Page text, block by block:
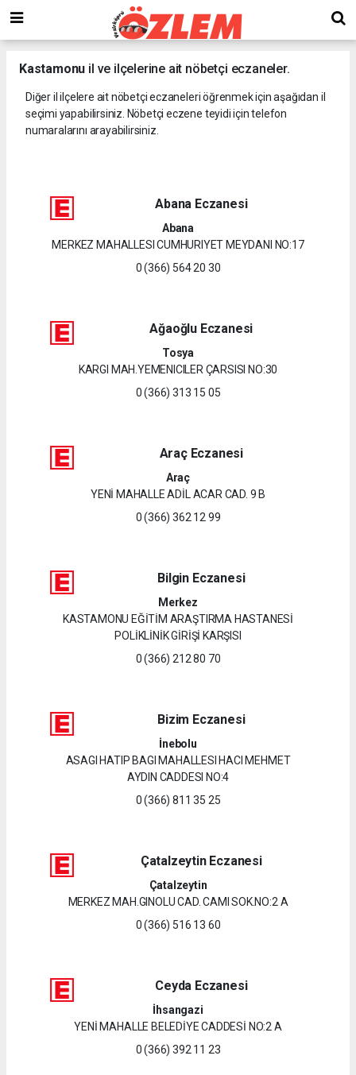
Kastamonu il ve ilçelerine ait nöbetçi eczaneler.
Diğer il ilçelere ait nöbetçi eczaneleri öğrenmek için aşağıdan il
seçimi yapabilirsiniz. Nöbetçi eczene teyidi için telefon
numaralarını arayabilirsiniz.
Abana Eczanesi
Abana
MERKEZ MAHALLESI CUMHURIYET MEYDANI NO:17
0 (366) 564 20 30
Ağaoğlu Eczanesi
Tosya
KARGI MAH.YEMENICILER ÇARSISI NO:30
0 (366) 313 15 05
Araç Eczanesi
Araç
YENİ MAHALLE ADİL ACAR CAD. 9 B
0 (366) 362 12 99
Bilgin Eczanesi
Merkez
KASTAMONU EĞİTİM ARAŞTIRMA HASTANESİ
POLİKLİNİK GİRİŞİ KARŞISI
0 (366) 212 80 70
Bizim Eczanesi
İnebolu
ASAGI HATIP BAGI MAHALLESI HACI MEHMET
AYDIN CADDESI NO:4
0 (366) 811 35 25
Çatalzeytin Eczanesi
Çatalzeytin
MERKEZ MAH.GINOLU CAD. CAMI SOK.NO:2 A
0 (366) 516 13 60
Ceyda Eczanesi
İhsangazi
YENİ MAHALLE BELEDİYE CADDESİ NO:2 A
0 (366) 392 11 23